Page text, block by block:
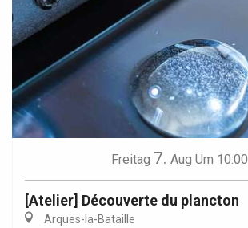
Freitag 7. Aug Um 10:00
[Atelier] Découverte du plancton
Arques-la-Bataille